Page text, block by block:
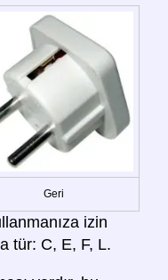
Geri
izin
tür: C, E, F, L.